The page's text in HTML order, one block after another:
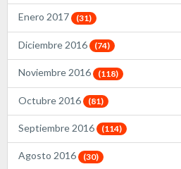
Enero 2017 (31)
Diciembre 2016 (74)
Noviembre 2016 (118)
Octubre 2016 (81)
Septiembre 2016 (114)
Agosto 2016 (30)